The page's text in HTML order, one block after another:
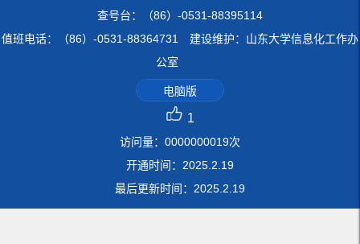
查号台：（86）-0531-88395114
值班电话：（86）-0531-88364731 建设维护：山东大学信息化工作办
公室
电脑版
1
访问量： 0000000019次
开通时间： 2025.2.19
最后更新时间： 2025.2.19